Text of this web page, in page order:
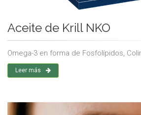
Aceite de Krill NKO
Omega-3 en forma de Fosfolípidos,
Leer más